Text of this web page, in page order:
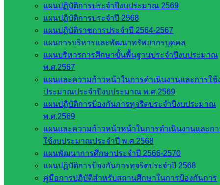
แผนปฏิบัติการประจำปีงบประมาณ 2569
แผนปฏิบัติการประจำปี 2568
แผนปฏิบัติราชการประจำปี 2564-2567
แผนการบริหารและพัฒนาทรัพยากรบุคคล
แผนบริหารการศึกษาขั้นพื้นฐานประจำปีงบประมาณ
พ.ศ.2567
แผนและความก้าวหน้าในการดำเนินงานและการใช้
ประมาณประจำปีงบประมาณ พ.ศ.2569
แผนปฏิบัติการป้องกันการทุจริตประจำปีงบประมาณ
พ.ศ.2569
แผนและความก้าวหน้าหน้าในการดำเนินงานและก
ใช้งบประมาณประจำปี พ.ศ.2568
แผนพัฒนาการศึกษาประจำปี 2566-2570
แผนปฏิบัติการป้องกันการทุจริตประจำปี 2568
คู่มือการปฏิบัติสำหรับสถานศึกษาในการป้องกันการ
กระทรวง
การ
อุดมศึกษา
สำนักงาน
เลขาธิการ
สภาการ
ศึกษา
สำนักงาน
คณะ
กรรมการ
การ
อาชีวศึกษา
สำนักงาน
คณะ
กรรมการ